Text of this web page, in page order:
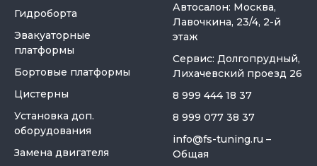
Гидроборта
Эвакуаторные
платформы
Бортовые платформы
Цистерны
Установка доп.
оборудования
Замена двигателя
Автосалон: Москва,
Лавочкина, 23/4, 2-й
этаж
Сервис: Долгопрудный,
Лихачевский проезд 26
8 999 444 18 37
8 999 077 38 37
info@fs-tuning.ru –
Общая